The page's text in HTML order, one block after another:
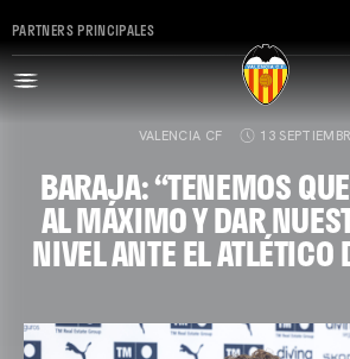
PARTNERS PRINCIPALES
VALENCIA CF 13
BARAJA: “TENEMOS
AL MÁXIMO Y DAR
NIVEL ANTE EL